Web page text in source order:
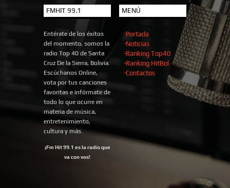
FMHIT 99.1
Entérate de los éxitos
del momento, somos la
radio Top 40 de Santa
Cruz De la Sierra, Bolivia.
Escúchanos Online,
vota por tus canciones
favoritas e infórmate de
todo lo que ocurre en
materia de música,
entretenimiento,
cultura y más.
¡Fm Hit 99.1 es la radio que
va con vos!
MENÚ
·Portada
·Noticias
·Ranking Top40
·Ranking HitBol
·Contactos